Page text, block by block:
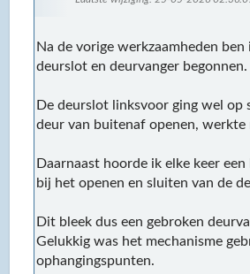
Na de vorige werkzaamheden ben
deurslot en deurvanger begonnen.
De deurslot linksvoor ging wel op
deur van buitenaf openen, werkte
Daarnaast hoorde ik elke keer
bij het openen en sluiten van de
Dit bleek dus een gebroken
Gelukkig was het mechanisme
ophangingspunten.